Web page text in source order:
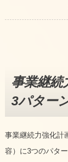
事業継続
3パター
事業継続力強化計
容）に3つのパタ